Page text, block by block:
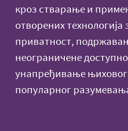
кроз стварање и
отворених
приватност,
неограничене
унапређивање
популарног